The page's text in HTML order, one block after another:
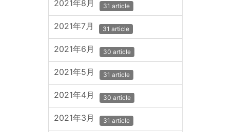
2021年8月 31 article
2021年7月 31 article
2021年6月 30 article
2021年5月 31 article
2021年4月 30 article
2021年3月 31 article